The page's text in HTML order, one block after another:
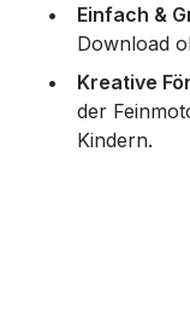
Einfach &
Download
Kreative
der
Kindern.